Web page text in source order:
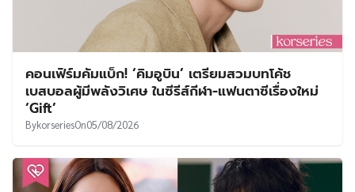
คอนเฟิร์มคัมแบ็ก! ‘คิมอูบิน’ เตรียมสวมบทโค้ช
เบสบอลผู้มีพลังวิเศษ ในซีรีส์กีฬา-แฟนตาซีเรื่องใหม่
‘Gift’
BykorseriesOn05/08/2026